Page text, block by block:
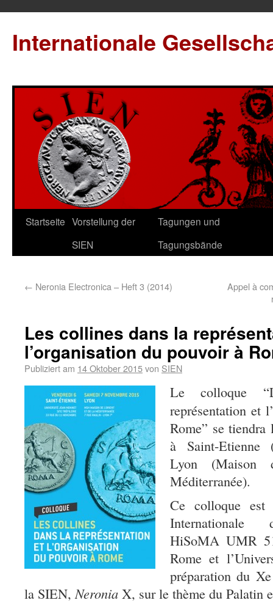
Internationale
Startseite Vorstellung der
SIEN
Tagungen und
Tagungsbände
← Neronia Electronica – Heft 3 (2014)
Appel à
Les collines dans la
l’organisation du pouvoir à
Publiziert am 14 Oktober 2015von SIEN
Le colloque
représentation et
Rome” se
à Saint-Etienne
Lyon
Méditerranée).
Ce colloque est
Internationale
HiSoMA UMR
Rome et
préparation du
la SIEN,Neronia X, sur le thème du Palatin